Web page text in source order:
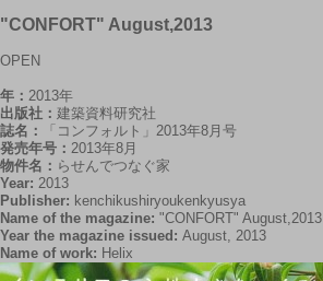
"CONFORT" August,2013
OPEN
年： 2013年
出版社： 建築資料研究社
誌名：
「コンフォルト」2013年8月号
発売年号： 2013年8月
物件名： らせんでつなぐ家
Year: 2013
Publisher: kenchikushiryoukenkyusya
Name of the magazine: "CONFORT" August,2013
Year the magazine issued: August, 2013
Name of work: Helix